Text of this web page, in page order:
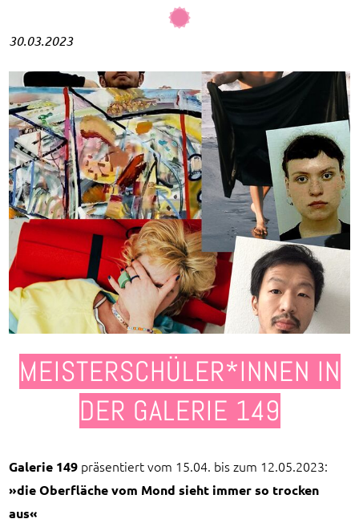
30.03.2023
MEISTERSCHÜLER*INNEN IN
DER GALERIE 149
Galerie 149 präsentiert vom 15.04. bis zum 12.05.2023:
»die Oberfläche vom Mond sieht immer so trocken
aus«